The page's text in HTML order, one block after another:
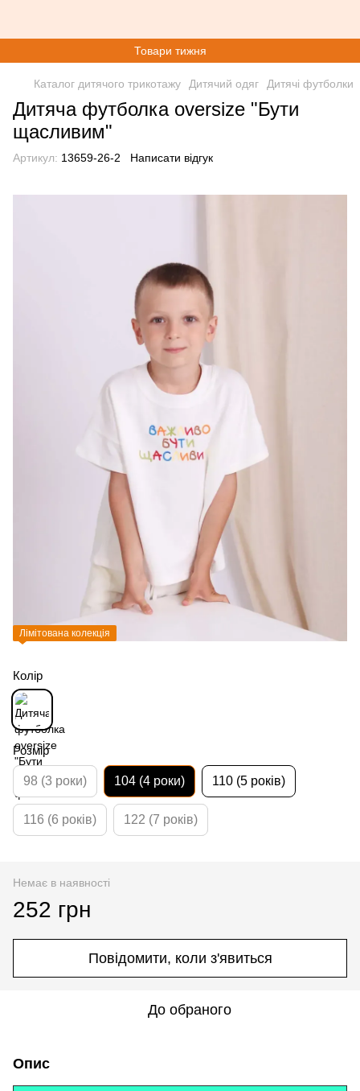
Товари тижня
Каталог дитячого трикотажу Дитячий одяг Дитячі футболки
Дитяча футболка oversize "Бути
щасливим"
Артикул: 13659-26-2 Написати відгук
Лімітована колекція
Колір
Розмір
98 (3 роки) 104 (4 роки) 110 (5 років)
116 (6 років) 122 (7 років)
Немає в наявності
252 грн
Повідомити, коли з'явиться
До обраного
Опис